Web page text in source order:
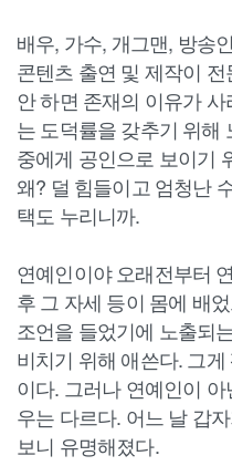
배우, 가수, 개그맨, 방송
콘텐츠 출연 및 제작이
안 하면 존재의 이유가
는 도덕률을 갖추기 위해
중에게 공인으로 보이기
왜? 덜 힘들이고 엄청난
택도 누리니까.
연예인이야 오래전부터
후 그 자세 등이 몸에 배
조언을 들었기에 노출되
비치기 위해 애쓴다. 그
이다. 그러나 연예인이
우는 다르다. 어느 날 갑
보니 유명해졌다.